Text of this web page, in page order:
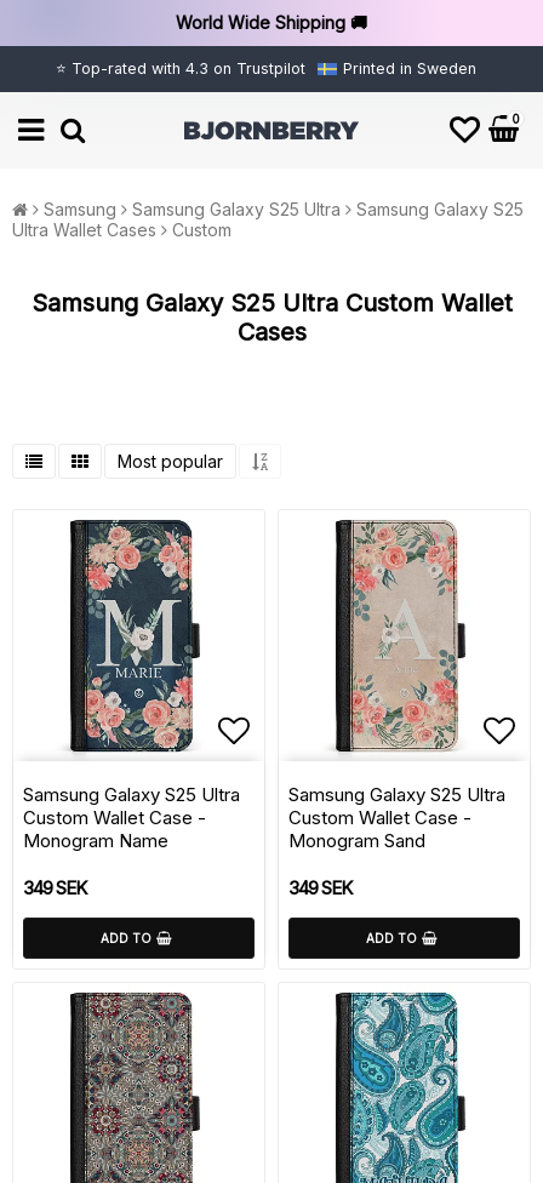
World Wide Shipping 🚚
⭐ Top-rated with 4.3 on Trustpilot Printed in Sweden
0
Samsung Samsung Galaxy S25 Ultra
Samsung Galaxy S25
Ultra Wallet Cases
Custom
Samsung Galaxy S25 Ultra Custom Wallet
Cases
Most popular
Add to list of
Samsung Galaxy S25 Ultra
Custom Wallet Case -
Monogram Name
349 SEK
ADD TO
Samsung Galaxy S25 Ultra
Custom Wallet Case -
Monogram Sand
349 SEK
ADD TO